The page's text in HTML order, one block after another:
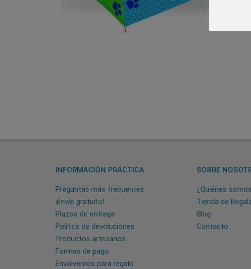
INFORMACIÓN PRÁCTICA
Preguntas más frecuentes
¡Envío gratuito!
Plazos de entrega
Política de devoluciones
Productos artesanos
Formas de pago
Envolvemos para regalo
SOBRE
¿Quiénes
Tienda de
Blog
Contacto